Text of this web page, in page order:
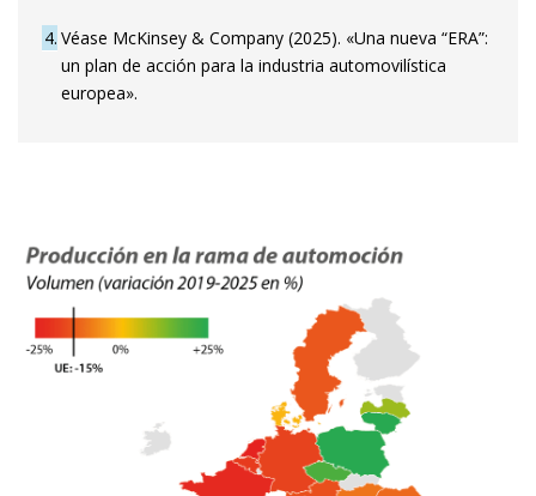
4 Véase McKinsey & Company (2025). «Una nueva “ERA”:
un plan de acción para la industria automovilística
europea».